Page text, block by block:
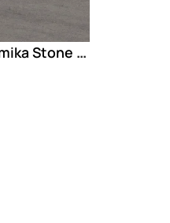
Porcelanska keramika Stone Basalto Oscuro